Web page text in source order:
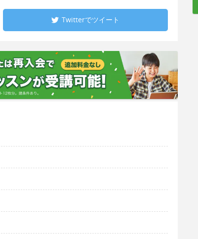
Twitterでツイート